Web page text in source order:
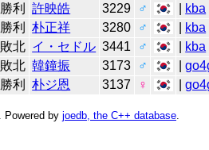
勝利 許映皓 3229 ♂ kba
勝利 朴正祥 3280 ♂ kba
敗北 イ・セドル 3441 ♂ kba
敗北 韓鐘振 3173 ♂ |
勝利 朴ジ恩 3137 ♀ |
. Powered by joedb, the C++ database